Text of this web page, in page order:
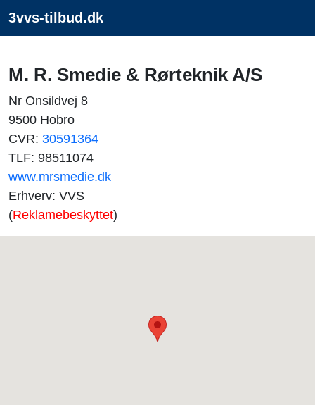
3vvs-tilbud.dk
M. R. Smedie & Rørteknik A/S
Nr Onsildvej 8
9500 Hobro
CVR: 30591364
TLF: 98511074
www.mrsmedie.dk
Erhverv: VVS
(Reklamebeskyttet)